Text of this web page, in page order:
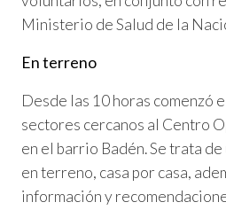
Ministerio de Salud de la
En terreno
Desde las 10 horas comenzó
sectores cercanos al Centro
en el barrio Badén. Se trata
en terreno, casa por casa,
información y